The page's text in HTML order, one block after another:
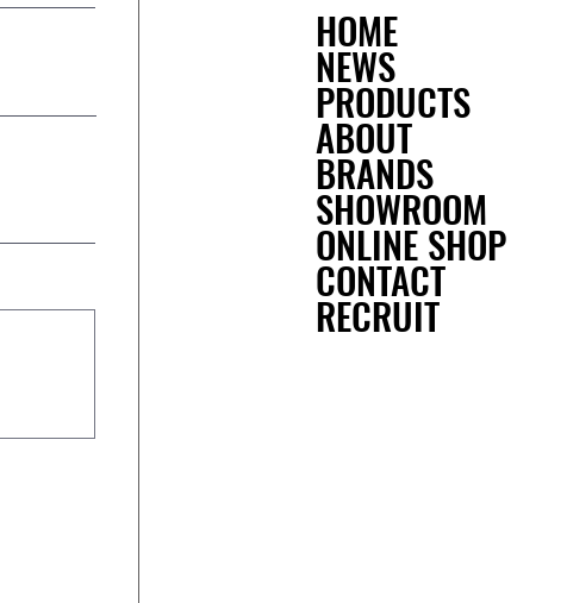
HOME
NEWS
PRODUCTS
ABOUT
BRANDS
SHOWROOM
ONLINE SHOP
CONTACT
RECRUIT